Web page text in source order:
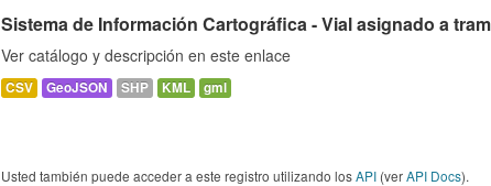
Sistema de Información Cartográfica - Vial asignado a
Ver catálogo y descripción en este enlace
CSV GeoJSON SHP KML gml
Usted también puede acceder a este registro utilizando losAPI (verAPI Docs).